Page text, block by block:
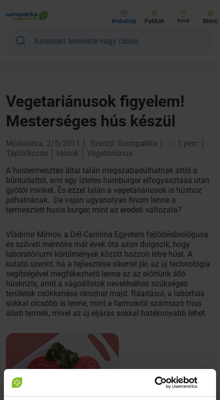
Webshop Patikák Kosár Menü
Vegetariánusok figyelem!
Mesterséges hús készül
Módosítva: 2/5/2011 Szerző: Szimpatika
1 perc
Táplálkozás
Húsok
Vegetáriánus
A hústermesztés által talán megszabadulhatnák attól a
bűntudattól, ami egy ízletes hamburger elfogyasztása után
gyötör minket. És ezzel talán a vegetáriánusok is húshoz
juthatnának. De vajon ugyanolyan finom lenne a
termesztett husis burger, mint az eredeti változata?
Vladimir Mirnov, a Dél-Carolina Egyetem fejlődésbiológusa
és szöveti mérnöke már évek óta azon dolgozik, hogy
laboratóriumi körülmények között hozzon létre húst. A
kutató szerint, ha a fejlesztése sikerrel jár, az új technológia
segítségével megfékezhető lenne az az előttünk álló
húskrízis, amit a vágóállatok neveléséhez szükséges
területek csökkenése okozhat majd. Ráadásul, a laborhús
sokkal olcsóbb is lenne, mint a farmokról származó friss
állati termék, mivel az új eljárás sokkal hatékonyabb lehet.